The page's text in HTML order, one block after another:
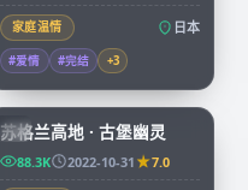
家庭温情 日本
#爱情 #完结 +3
CN
99:39
苏格兰高地 · 古堡幽灵
88.3K 2022-10-31 7.0